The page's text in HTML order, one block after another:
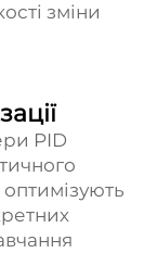
зміни
PID